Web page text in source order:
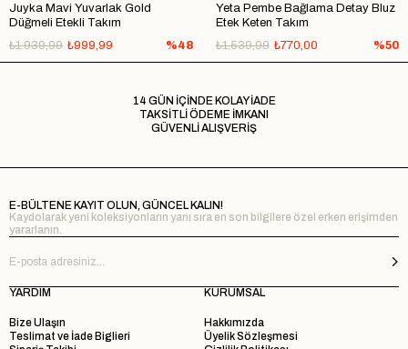
Juyka Mavi Yuvarlak Gold
Düğmeli Etekli Takım
₺999,99
₺1.939,99 %48
Yeta Pembe Bağlama Detay Bluz
Etek Keten Takım
₺770,00
₺1.539,99 %50
14 GÜN İÇİNDE KOLAY İADE
TAKSİTLİ ÖDEME İMKANI
GÜVENLİ ALIŞVERİŞ
E-BÜLTENE KAYIT OLUN, GÜNCEL KALIN!
Kaydolarak yeni koleksiyonların yanı sıra en son bilgilere özel erken erişimden
yararlanın.
YARDIM
Bize Ulaşın
Teslimat ve İade Biglieri
KURUMSAL
Hakkımızda
Üyelik Sözleşmesi